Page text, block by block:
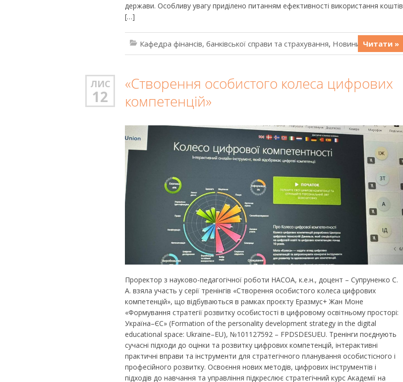
держави. Особливу увагу приділено питанням ефективності використання коштів
[…]
Кафедра фінансів, банківської справи та страхування, Новини Читати »
ЛИС
12
«Створення особистого колеса цифрових
компетенцій»
Проректор з науково-педагогічної роботи НАСОА, к.е.н., доцент – Супруненко С.
А. взяла участь у серії тренінгів «Створення особистого колеса цифрових
компетенцій», що відбуваються в рамках проєкту Еразмус+ Жан Моне
«Формування стратегії розвитку особистості в цифровому освітньому просторі:
Україна–ЄС» (Formation of the personality development strategy in the digital
educational space: Ukraine–EU), №101127592 – FPDSDESUEU. Тренінги поєднують
сучасні підходи до оцінки та розвитку цифрових компетенцій, інтерактивні
практичні вправи та інструменти для стратегічного планування особистісного і
професійного розвитку. Освоєння нових методів, цифрових інструментів і
підходів до навчання та управління підкреслює стратегічний курс Академії на